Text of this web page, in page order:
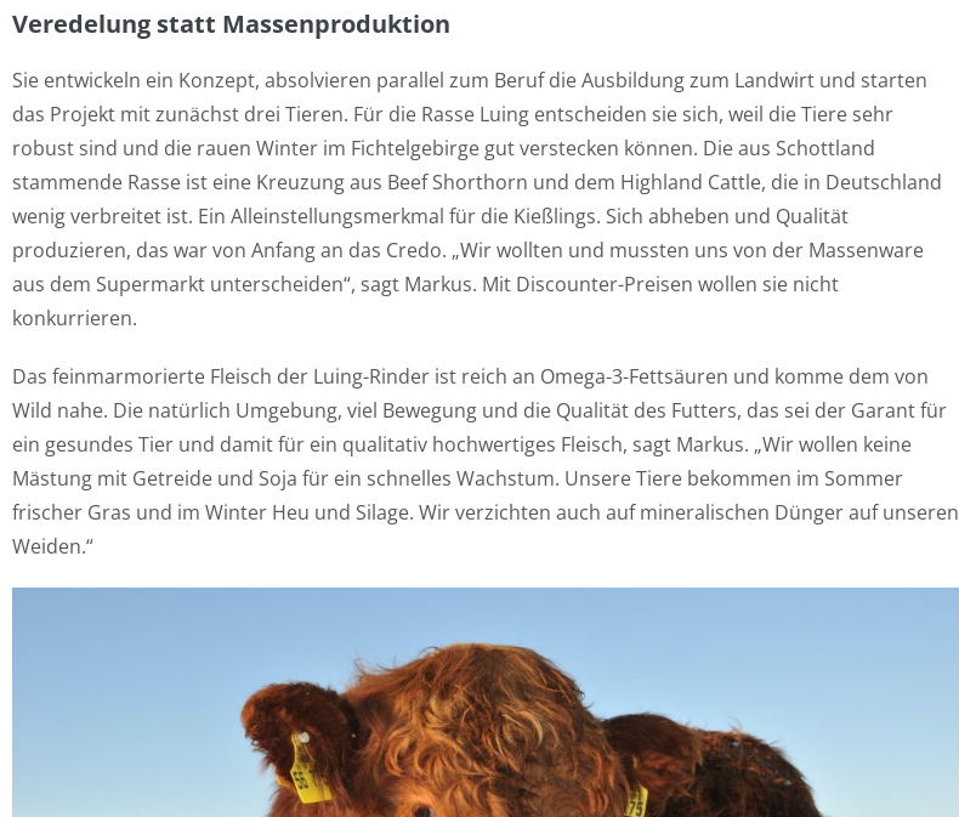
Veredelung statt Massenproduktion
Sie entwickeln ein Konzept, absolvieren parallel zum Beruf die Ausbildung zum Landwirt und starten
das Projekt mit zunächst drei Tieren. Für die Rasse Luing entscheiden sie sich, weil die Tiere sehr
robust sind und die rauen Winter im Fichtelgebirge gut verstecken können. Die aus Schottland
stammende Rasse ist eine Kreuzung aus Beef Shorthorn und dem Highland Cattle, die in Deutschland
wenig verbreitet ist. Ein Alleinstellungsmerkmal für die Kießlings. Sich abheben und Qualität
produzieren, das war von Anfang an das Credo. „Wir wollten und mussten uns von der Massenware
aus dem Supermarkt unterscheiden“, sagt Markus. Mit Discounter-Preisen wollen sie nicht
konkurrieren.
Das feinmarmorierte Fleisch der Luing-Rinder ist reich an Omega-3-Fettsäuren und komme dem von
Wild nahe. Die natürlich Umgebung, viel Bewegung und die Qualität des Futters, das sei der Garant für
ein gesundes Tier und damit für ein qualitativ hochwertiges Fleisch, sagt Markus. „Wir wollen keine
Mästung mit Getreide und Soja für ein schnelles Wachstum. Unsere Tiere bekommen im Sommer
frischer Gras und im Winter Heu und Silage. Wir verzichten auch auf mineralischen Dünger auf unseren
Weiden.“